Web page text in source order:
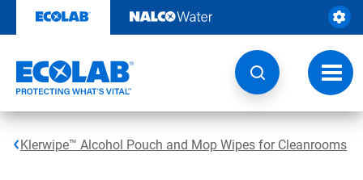
til
Veksle
Klerwipe™ Alcohol Pouch and Mop Wipes for Cleanrooms